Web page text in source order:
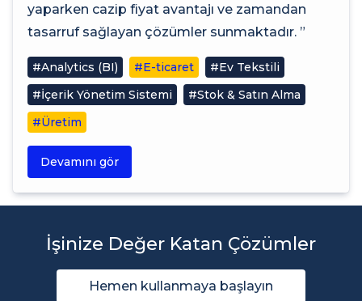
yaparken cazip fiyat avantajı ve zamandan
tasarruf sağlayan çözümler sunmaktadır. ”
#Analytics (BI) #E-ticaret
#Ev Tekstili
#İçerik Yönetim Sistemi
#Stok & Satın Alma
#Üretim
Devamını gör
İşinize Değer Katan Çözümler
Hemen kullanmaya başlayın